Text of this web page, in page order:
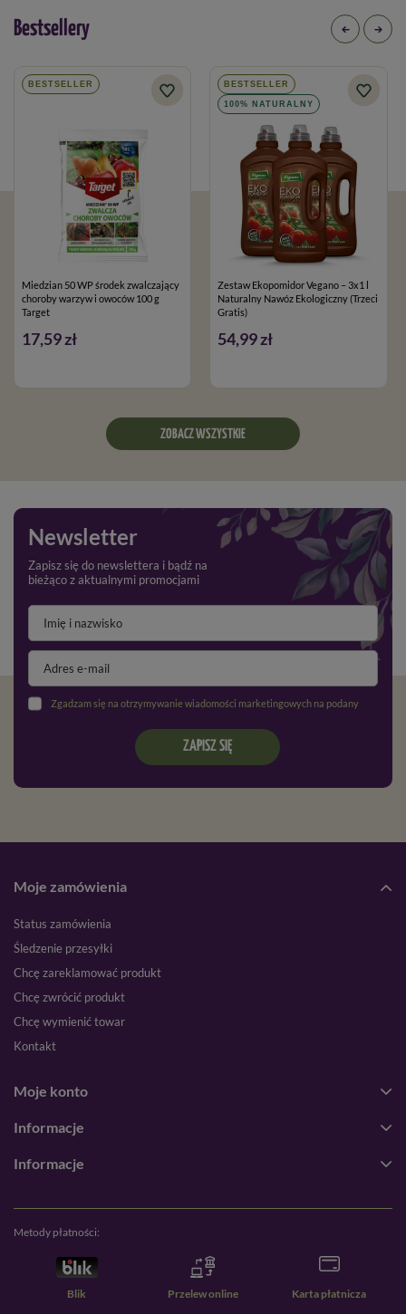
Bestsellery
BESTSELLER
Miedzian 50 WP środek zwalczający
choroby warzyw i owoców 100 g
Target
17,59 zł
BESTSELLER
100% NATURALNY
Zestaw Ekopomidor Vegano – 3x1 l
Naturalny Nawóz Ekologiczny (Trzeci
Gratis)
54,99 zł
ZOBACZ WSZYSTKIE
Newsletter
Zapisz się do newslettera i bądź na
bieżąco z aktualnymi promocjami
Zgadzam się na otrzymywanie wiadomości marketingowych na podany adres e-mail oraz przetwarzanie danych osobowych zgodnie z
ZAPISZ SIĘ
Moje zamówienia
Status zamówienia
Śledzenie przesyłki
Chcę zareklamować produkt
Chcę zwrócić produkt
Chcę wymienić towar
Kontakt
Moje konto
Informacje
Informacje
Metody płatności:
Blik Przelew online Karta płatnicza